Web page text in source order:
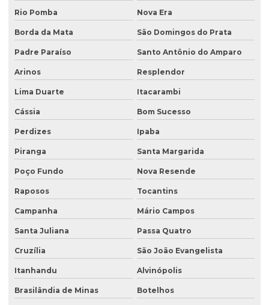
Recuperação de áreas degradadas e conservação do solo
Recuperação de áreas degradadas e passivos ambientais
Recuperação de áreas degradadas por regeneração natural
Recuperação de áreas degradadas com sistemas agroflorestais
Recuperação de áreas desmatadas
Reflorestamento recuperação de áreas degradadas
Relatório de investigação de passivo ambiental
Retirada de tanque de combustível subterrâneo
Retirada de tanque subterrâneo
Retirada de tanques
Serviço de consultoria ambiental
Serviço de desativação de tanque subterrâneo
Serviço de desativação de tanques
Rio Pomba Nova Era
Borda da Mata São Domingos do Prata
Padre Paraíso Santo Antônio do Amparo
Arinos Resplendor
Lima Duarte Itacarambi
Cássia Bom Sucesso
Perdizes Ipaba
Piranga Santa Margarida
Poço Fundo Nova Resende
Raposos Tocantins
Campanha Mário Campos
Santa Juliana Passa Quatro
Cruzília São João Evangelista
Itanhandu Alvinópolis
Brasilândia de Minas Botelhos